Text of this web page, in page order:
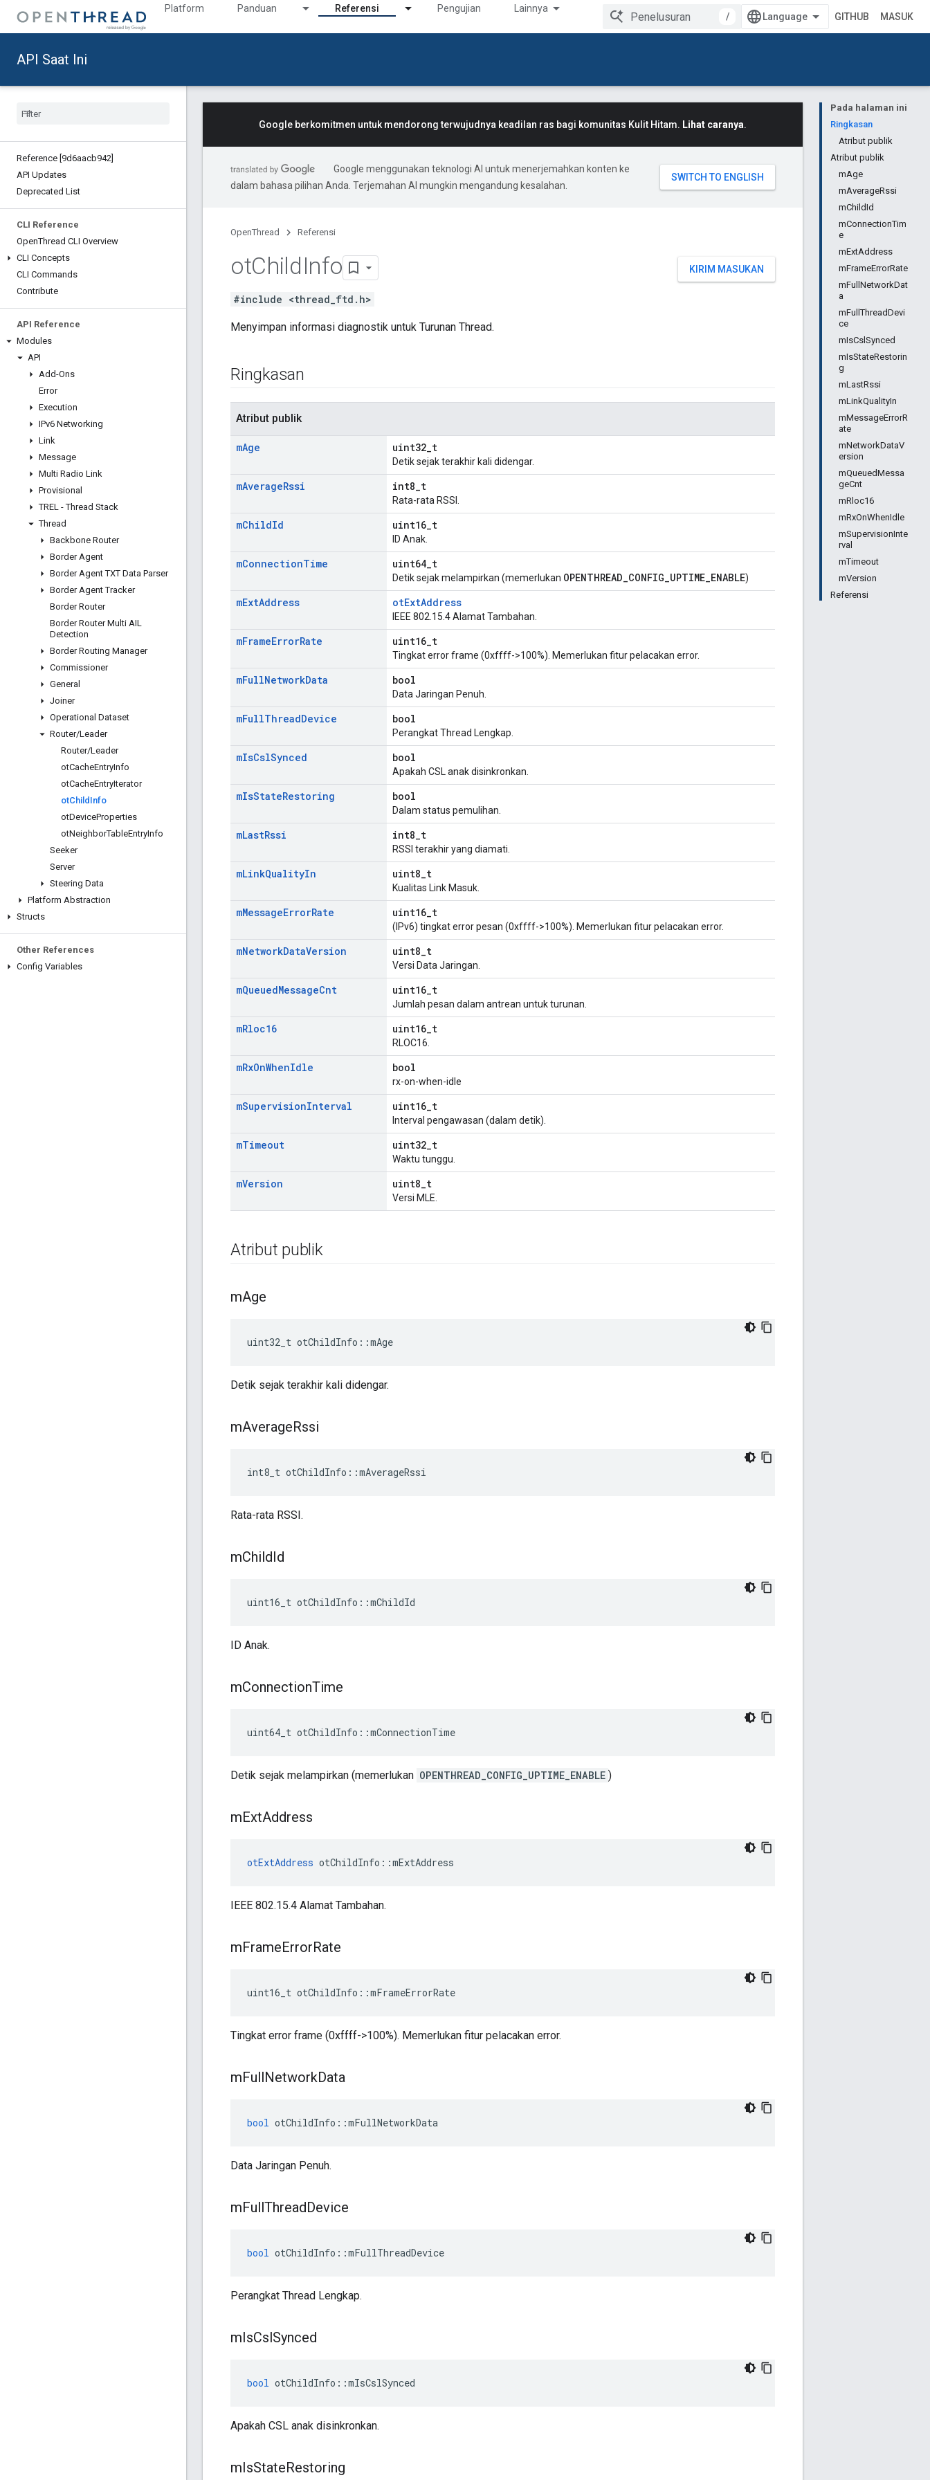
Platform Panduan Referensi Pengujian Lainnya
/ GITHUB MASUK
API Saat Ini
Reference [9d6aacb942]
API Updates
Deprecated List
CLI Reference
OpenThread CLI Overview
CLI Concepts
CLI Commands
Contribute
API Reference
Modules
API
Add-Ons
Error
Execution
IPv6 Networking
Link
Message
Multi Radio Link
Provisional
TREL - Thread Stack
Thread
Backbone Router
Border Agent
Border Agent TXT Data Parser
Border Agent Tracker
Border Router
Border Router Multi AIL
Detection
Border Routing Manager
Commissioner
General
Joiner
Operational Dataset
Router/Leader
Router/Leader
otCacheEntryInfo
otCacheEntryIterator
otChild Info
otDeviceProperties
otNeighborTableEntryInfo
Seeker
Server
Steering Data
Platform Abstraction
Structs
Other References
Config Variables
Pada halaman ini
Ringkasan
Atribut publik
Atribut publik
mAge
mAverageRssi
mChildId
mConnectionTim
e
mExtAddress
mFrameErrorRate
mFullNetworkDat
a
mFullThreadDevi
ce
mIsCslSynced
mIsStateRestorin
g
mLastRssi
mLinkQualityIn
mMessageErrorR
ate
mNetworkDataV
ersion
mQueuedMessa
geCnt
mRloc16
mRxOnWhenIdle
mSupervisionInte
rval
mTimeout
mVersion
Referensi
Google berkomitmen untuk mendorong terwujudnya keadilan ras bagi komunitas Kulit Hitam. Lihat caranya.
Google menggunakan teknologi AI untuk menerjemahkan konten ke
dalam bahasa pilihan Anda. Terjemahan AI mungkin mengandung kesalahan.
OpenThread Referensi
KIRIM MASUKAN
otChildInfo
#include <thread_ftd.h>
Menyimpan informasi diagnostik untuk Turunan Thread.
Ringkasan
Atribut publik
mAge uint32_t
Detik sejak terakhir kali didengar.
mAverageRssi int8_t
Rata-rata RSSI.
mChildId uint16_t
ID Anak.
mConnectionTime uint64_t
Detik sejak melampirkan (memerlukan OPENTHREAD_CONFIG_UPTIME_ENABLE)
mExtAddress otExtAddress
IEEE 802.15.4 Alamat Tambahan.
mFrameErrorRate uint16_t
Tingkat error frame (0xffff->100%). Memerlukan fitur pelacakan error.
mFullNetworkData bool
Data Jaringan Penuh.
mFullThreadDevice bool
Perangkat Thread Lengkap.
mIsCslSynced bool
Apakah CSL anak disinkronkan.
mIsStateRestoring bool
Dalam status pemulihan.
mLastRssi int8_t
RSSI terakhir yang diamati.
mLinkQualityIn uint8_t
Kualitas Link Masuk.
mMessageErrorRate uint16_t
(IPv6) tingkat error pesan (0xffff->100%). Memerlukan fitur pelacakan error.
mNetworkDataVersion uint8_t
Versi Data Jaringan.
mQueuedMessageCnt uint16_t
Jumlah pesan dalam antrean untuk turunan.
mRloc16 uint16_t
RLOC16.
mRxOnWhenIdle bool
rx-on-when-idle
mSupervisionInterval uint16_t
Interval pengawasan (dalam detik).
mTimeout uint32_t
Waktu tunggu.
mVersion uint8_t
Versi MLE.
Atribut publik
mAge
uint32_t otChildInfo ::mAge
Detik sejak terakhir kali didengar.
mAverageRssi
int8_t otChildInfo ::mAverageRssi
Rata-rata RSSI.
mChildId
uint16_t otChildInfo ::mChildId
ID Anak.
mConnectionTime
uint64_t otChildInfo ::mConnectionTime
Detik sejak melampirkan (memerlukan OPENTHREAD_CONFIG_UPTIME_ENABLE )
mExtAddress
otExtAddress otChildInfo ::mExtAddress
IEEE 802.15.4 Alamat Tambahan.
mFrameErrorRate
uint16_t otChildInfo ::mFrameErrorRate
Tingkat error frame (0xffff->100%). Memerlukan fitur pelacakan error.
mFullNetworkData
bool otChildInfo ::mFullNetworkData
Data Jaringan Penuh.
mFullThreadDevice
bool otChildInfo ::mFullThreadDevice
Perangkat Thread Lengkap.
mIsCslSynced
bool otChildInfo ::mIsCslSynced
Apakah CSL anak disinkronkan.
mIsStateRestoring